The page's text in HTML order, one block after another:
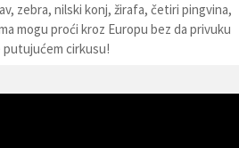
zebra, nilski konj, žirafa, četiri pingvina,
mogu proći kroz Europu bez da privuku
putujućem cirkusu!